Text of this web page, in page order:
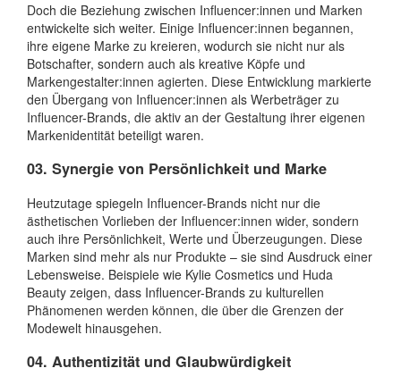
Doch die Beziehung zwischen Influencer:innen und Marken
entwickelte sich weiter. Einige Influencer:innen begannen,
ihre eigene Marke zu kreieren, wodurch sie nicht nur als
Botschafter, sondern auch als kreative Köpfe und
Markengestalter:innen agierten. Diese Entwicklung markierte
den Übergang von Influencer:innen als Werbeträger zu
Influencer-Brands, die aktiv an der Gestaltung ihrer eigenen
Markenidentität beteiligt waren.
03. Synergie von Persönlichkeit und Marke
Heutzutage spiegeln Influencer-Brands nicht nur die
ästhetischen Vorlieben der Influencer:innen wider, sondern
auch ihre Persönlichkeit, Werte und Überzeugungen. Diese
Marken sind mehr als nur Produkte – sie sind Ausdruck einer
Lebensweise. Beispiele wie Kylie Cosmetics und Huda
Beauty zeigen, dass Influencer-Brands zu kulturellen
Phänomenen werden können, die über die Grenzen der
Modewelt hinausgehen.
04. Authentizität und Glaubwürdigkeit